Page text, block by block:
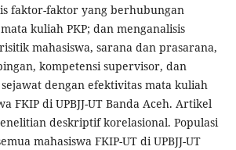
faktor-faktor yang berhubungan
kuliah PKP; dan menganalisis
mahasiswa, sarana dan prasarana,
kompetensi supervisor, dan
dengan efektivitas mata kuliah
FKIP di UPBJJ-UT Banda Aceh. Artikel
deskriptif korelasional. Populasi
mahasiswa FKIP-UT di UPBJJ-UT